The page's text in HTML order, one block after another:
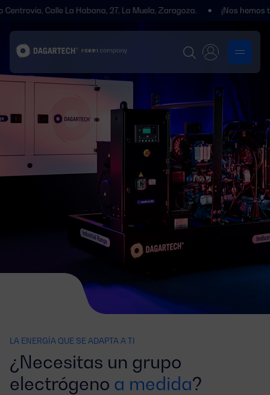
Calle La Habana, 27, La Muela, Zaragoza. ¡Nos hemos
LA ENERGÍA QUE SE ADAPTA A TI
¿Necesitas un grupo
electrógeno a medida?